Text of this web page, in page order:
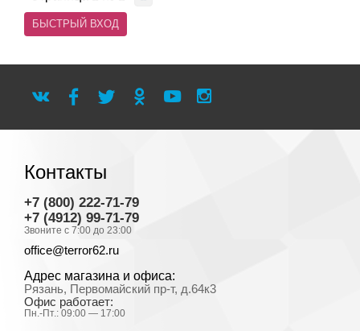
Контакты
+7 (800) 222-71-79
+7 (4912) 99-71-79
Звоните с 7:00 до 23:00
office@terror62.ru
Адрес магазина и офиса:
Рязань, Первомайский пр-т, д.64к3
Офис работает:
Пн.-Пт.: 09:00 — 17:00